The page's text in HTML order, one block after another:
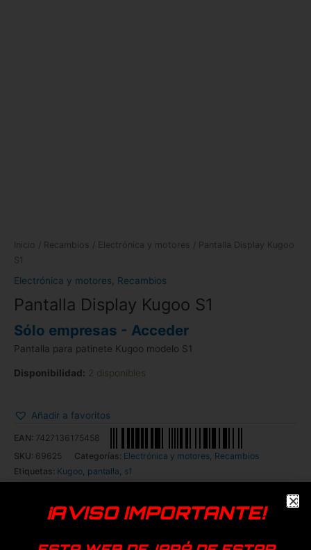
Inicio / Recambios / Electrónica y motores / Pantalla Display Kugoo
S1
Electrónica y motores Recambios
Pantalla Display Kugoo S1
Sólo empresas - Acceder
Pantalla para patinete Kugoo modelo S1
Disponibilidad: 2 disponibles
Añadir a favoritos
EAN: 7427136175458
SKU: 69625 Categorías: Electrónica y motores, Recambios
Etiquetas: Kugoo, pantalla, s1
¡AVISO IMPORTANTE!